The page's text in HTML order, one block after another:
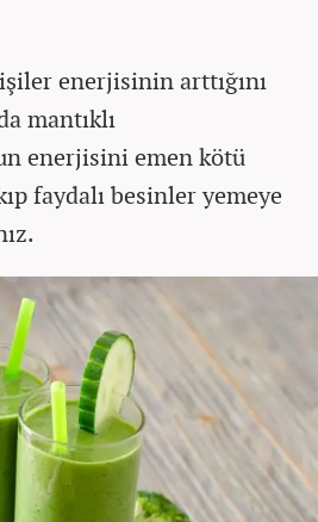
enerjisinin arttığını
mantıklı
enerjisini emen kötü
faydalı besinler yemeye